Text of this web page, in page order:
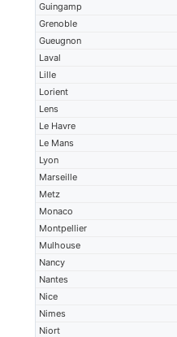
Guingamp
Grenoble
Gueugnon
Laval
Lille
Lorient
Lens
Le Havre
Le Mans
Lyon
Marseille
Metz
Monaco
Montpellier
Mulhouse
Nancy
Nantes
Nice
Nimes
Niort